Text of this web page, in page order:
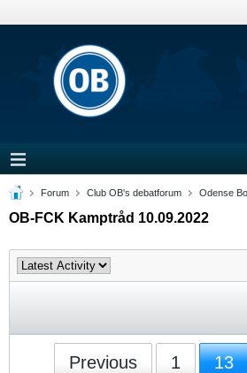
Forum Club OB's debatforum Odense
OB-FCK Kamptråd 10.09.2022
Previous 1 13